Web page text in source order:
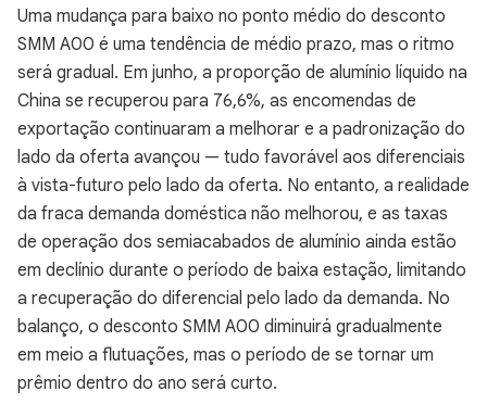
Uma mudança para baixo no ponto médio do desconto
SMM A00 é uma tendência de médio prazo, mas o ritmo
será gradual. Em junho, a proporção de alumínio líquido na
China se recuperou para 76,6%, as encomendas de
exportação continuaram a melhorar e a padronização do
lado da oferta avançou — tudo favorável aos diferenciais
à vista-futuro pelo lado da oferta. No entanto, a realidade
da fraca demanda doméstica não melhorou, e as taxas
de operação dos semiacabados de alumínio ainda estão
em declínio durante o período de baixa estação, limitando
a recuperação do diferencial pelo lado da demanda. No
balanço, o desconto SMM A00 diminuirá gradualmente
em meio a flutuações, mas o período de se tornar um
prêmio dentro do ano será curto.